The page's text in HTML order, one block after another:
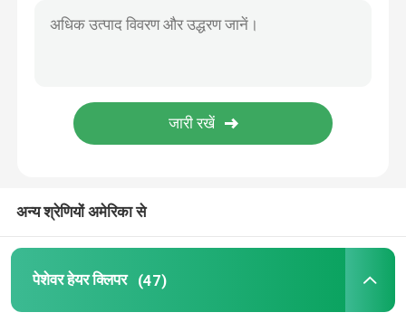
कम शोर वाली हेयर क्लिपर
पुरुषों के बाल ट्रिमर
पोर्टेबल हेयर क्लिपर
अन्य श्रेणियों अमेरिका से
पेशेवर हेयर क्लिपर (47)